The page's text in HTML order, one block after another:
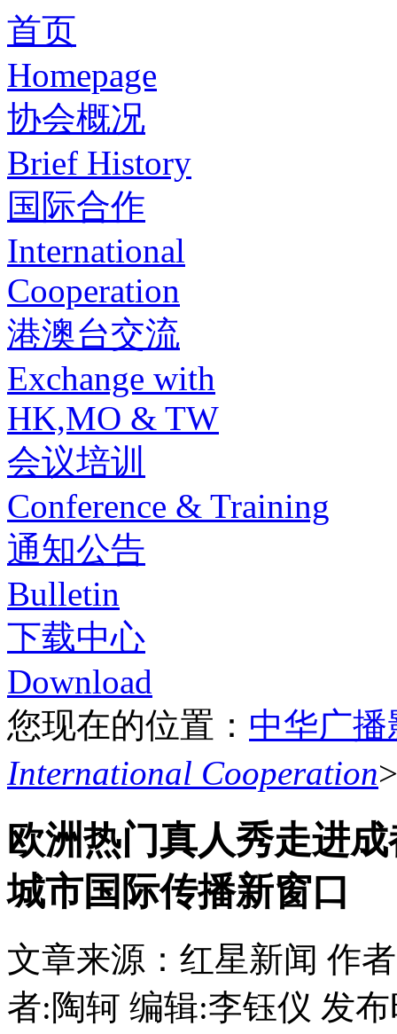
首页
Homepage
协会概况
Brief History
国际合作
International
Cooperation
港澳台交流
Exchange with
HK,MO & TW
会议培训
Conference & Training
通知公告
Bulletin
下载中心
Download
您现在的位置： 中华广
International Cooperation
欧洲热门真人秀走进
城市国际传播新窗口
文章来源：红星新闻 作
者:陶轲 编辑:李钰仪 发